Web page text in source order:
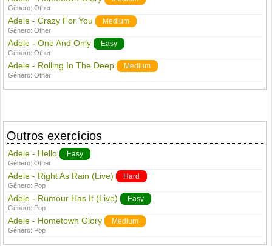
Gênero:Other
Adele - Crazy For You Medium
Gênero:Other
Adele - One And Only Easy
Gênero:Other
Adele - Rolling In The Deep Medium
Gênero:Other
Outros exercícios
Adele - Hello Easy
Gênero:Other
Adele - Right As Rain (Live) Hard
Gênero: Pop
Adele - Rumour Has It (Live) Easy
Gênero: Pop
Adele - Hometown Glory Medium
Gênero: Pop